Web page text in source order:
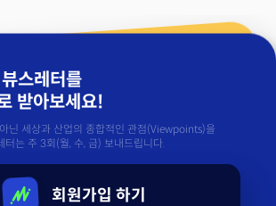
스레터를
받아보세요!
닌 세상과 산업의 종합적인 관점(Viewpoints)을
터는 주 3회(월, 수, 금) 보내드립니다.
회원가입 하기